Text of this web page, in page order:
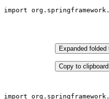
import
Expanded folded
Copy to clipboard
import